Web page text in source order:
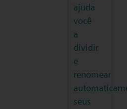
ajuda
você
a
dividir
e
renomear
seus